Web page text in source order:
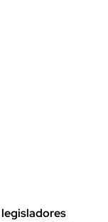
legisladores